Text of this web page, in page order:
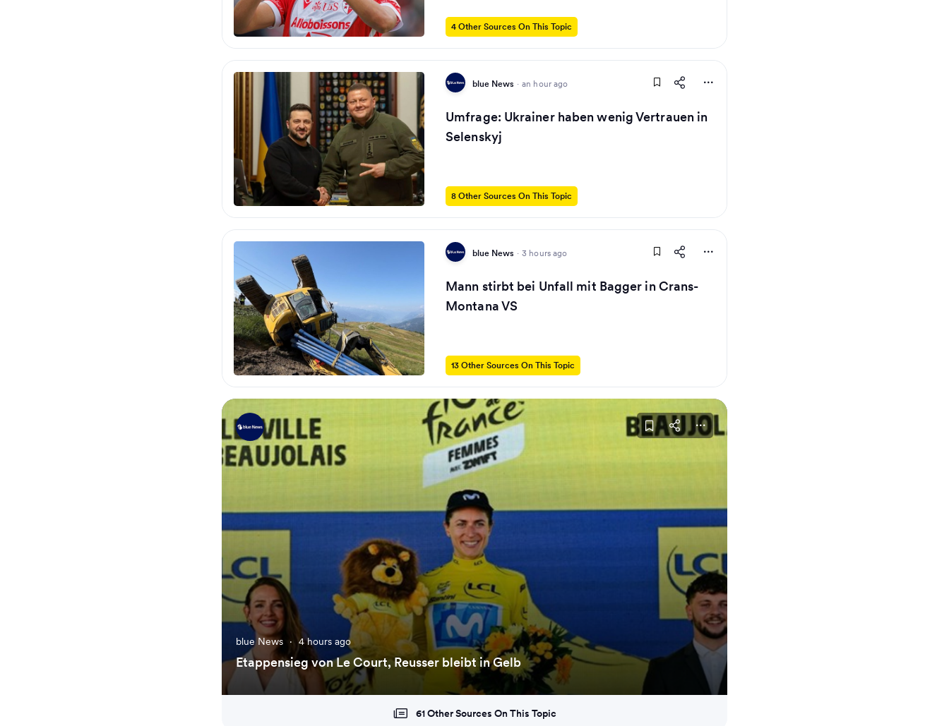
4 Other Sources On This Topic
blue News · an hour ago
Umfrage: Ukrainer haben wenig Vertrauen in
Selenskyj
8 Other Sources On This Topic
blue News · 3 hours ago
Mann stirbt bei Unfall mit Bagger in Crans-
Montana VS
13 Other Sources On This Topic
blue News · 4 hours ago
Etappensieg von Le Court, Reusser bleibt in Gelb
61 Other Sources On This Topic